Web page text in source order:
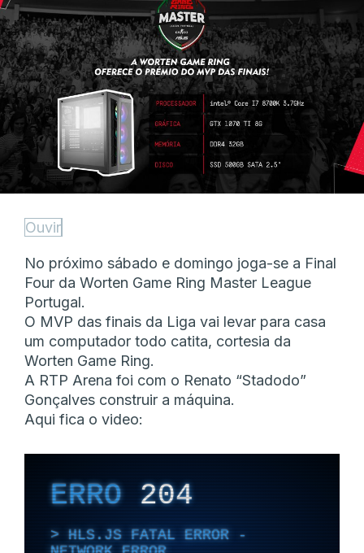
Ouvir
No próximo sábado e domingo joga-se a Final
Four da Worten Game Ring Master League
Portugal.
O MVP das finais da Liga vai levar para casa
um computador todo catita, cortesia da
Worten Game Ring.
A RTP Arena foi com o Renato “Stadodo”
Gonçalves construir a máquina.
Aqui fica o video: